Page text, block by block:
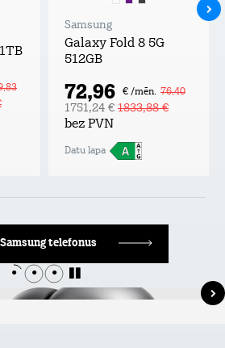
Samsung
Galaxy Fold 8 5G
512GB
72,96 € /mēn. 76,40
1751,24 € 1833,88 €
bez PVN
Datu lapa
telefonus